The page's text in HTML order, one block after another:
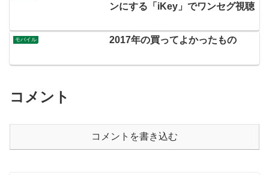
ンにする「iKey」でワンセグ視聴
モバイル 2017年の買ってよかったもの
コメント
コメントを書き込む